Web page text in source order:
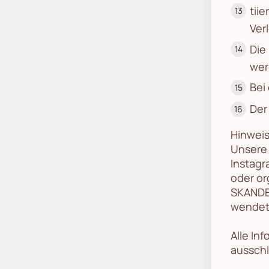
Hinweis
oder
Alle